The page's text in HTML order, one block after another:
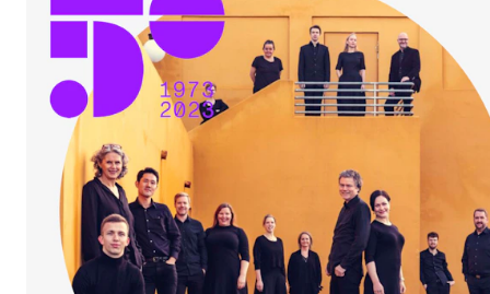
Kontakt oss
For ansatte og studenter